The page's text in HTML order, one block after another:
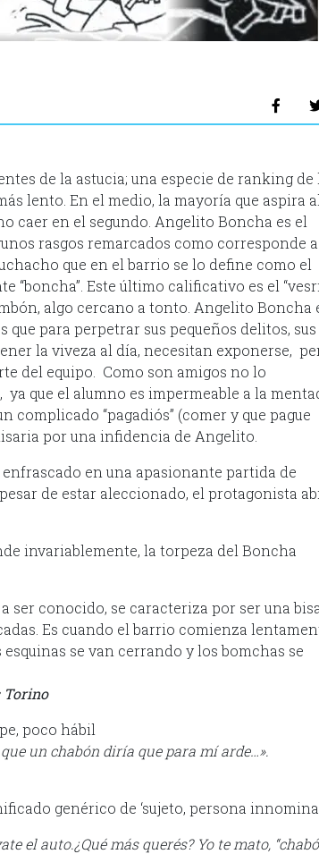
de la astucia; una especie de ranking de
lento. En el medio, la mayoría que aspira al
caer en el segundo. Angelito Boncha es el
rasgos remarcados como corresponde a
que en el barrio se lo define como el
“boncha”. Este último calificativo es el
algo cercano a tonto. Angelito Boncha
que para perpetrar sus pequeños delitos, sus
la viveza al día, necesitan exponerse,
del equipo. Como son amigos no lo
que el alumno es impermeable a la
complicado “pagadiós” (comer y que pague
por una infidencia de Angelito.
en una apasionante partida de
de estar aleccionado, el protagonista
invariablemente, la torpeza del Boncha
ser conocido, se caracteriza por ser una
Es cuando el barrio comienza
se van cerrando y los bomchas se
Torino
poco hábil
un chabón diría que para mí arde…».
genérico de ‘sujeto, persona
el auto.¿Qué más querés? Yo te mato,